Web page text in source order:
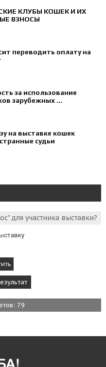
КЛУБЫ КОШЕК И ИХ
ВЗНОСЫ
переводить оплату на
за использование
зарубежных ...
на выставке кошек
судьи
для участника выставки?
79